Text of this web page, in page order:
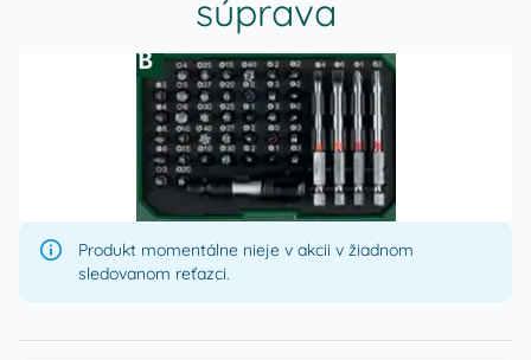
súprava
Produkt momentálne nieje v akcii v žiadnom
sledovanom reťazci.